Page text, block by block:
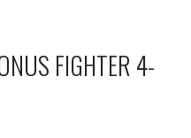
FIGHTER 4-